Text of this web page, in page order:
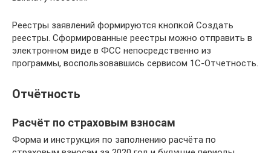
Реестры заявлений формируются кнопкой Создать
реестры. Сформированные реестры можно отправить в
электронном виде в ФСС непосредственно из
программы, воспользовавшись сервисом 1С-Отчетность.
Отчётность
Расчёт по страховым взносам
Форма и инструкция по заполнению расчёта по